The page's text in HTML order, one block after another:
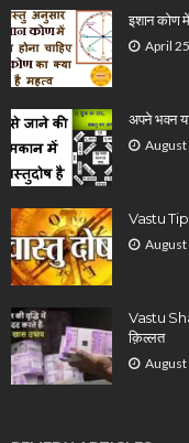
इशान कोण में
April
अपने भवन
August
Vastu
August
Vastu
क़िल्लत
August